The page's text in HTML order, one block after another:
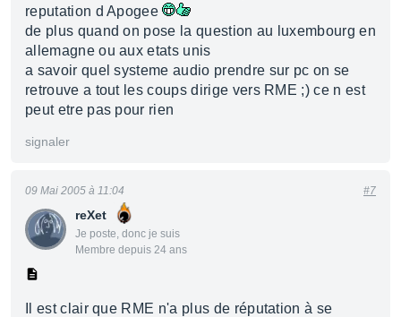
reputation d Apogee
de plus quand on pose la question au luxembourg en
allemagne ou aux etats unis
a savoir quel systeme audio prendre sur pc on se
retrouve a tout les coups dirige vers RME ;) ce n est
peut etre pas pour rien
signaler
reXet
Je poste, donc je suis
Membre depuis 24 ans
09 Mai 2005 à 11:04 #7
Il est clair que RME n'a plus de réputation à se